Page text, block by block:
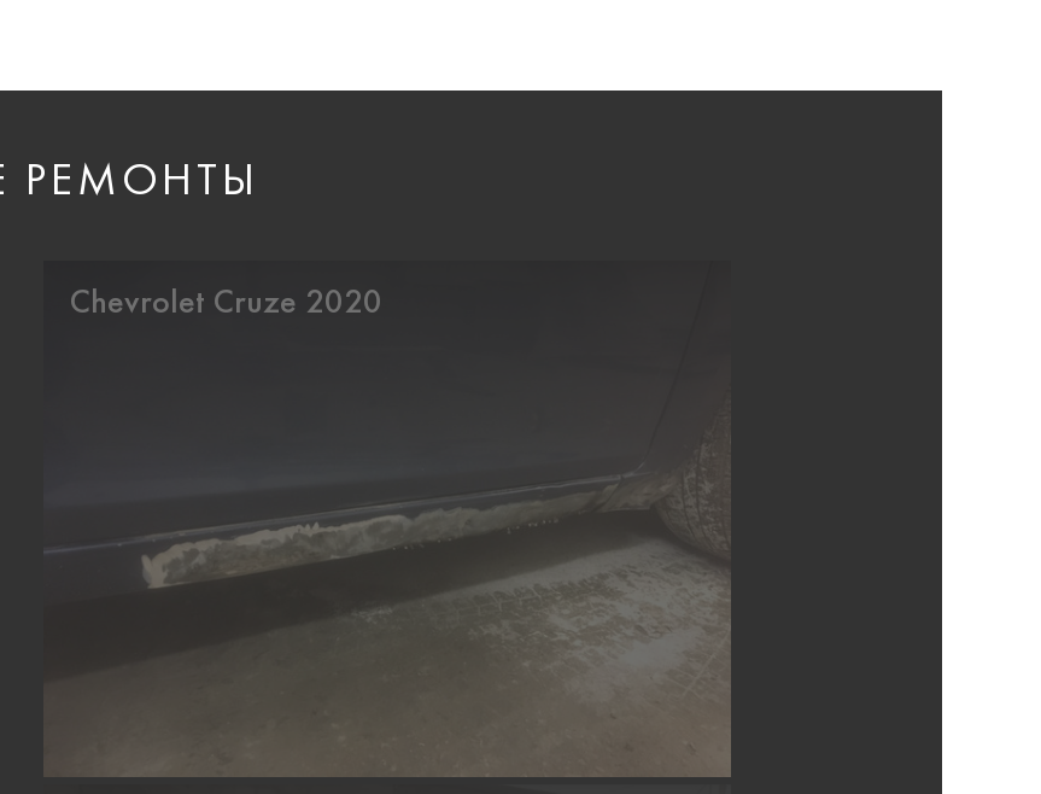
РЕМОНТЫ
Chevrolet Cruze 2020